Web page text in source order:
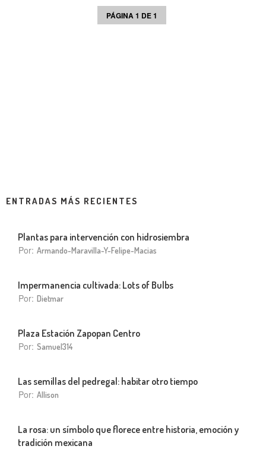
PÁGINA 1 DE 1
ENTRADAS MÁS RECIENTES
Plantas para intervención con hidrosiembra
Por: Armando-Maravilla-Y-Felipe-Macias
Impermanencia cultivada: Lots of Bulbs
Por: Dietmar
Plaza Estación Zapopan Centro
Por: Samuel314
Las semillas del pedregal: habitar otro tiempo
Por: Allison
La rosa: un símbolo que florece entre historia, emoción y
tradición mexicana